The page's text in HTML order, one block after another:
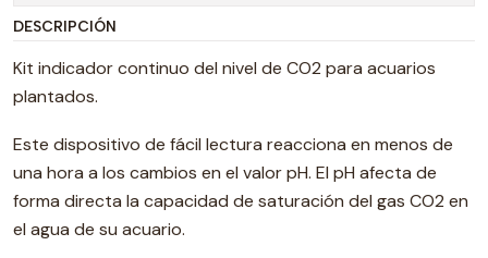
DESCRIPCIÓN
Kit indicador continuo del nivel de CO2 para acuarios
plantados.
Este dispositivo de fácil lectura reacciona en menos de
una hora a los cambios en el valor pH. El pH afecta de
forma directa la capacidad de saturación del gas CO2 en
el agua de su acuario.